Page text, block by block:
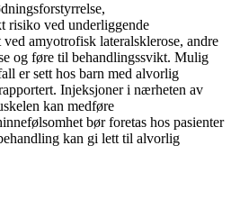
risiko ved underliggende
amyotrofisk lateralsklerose, andre
og føre til behandlingssvikt. Mulig
er sett hos barn med alvorlig
Injeksjoner i nærheten av
kan medføre
bør foretas hos pasienter
kan gi lett til alvorlig